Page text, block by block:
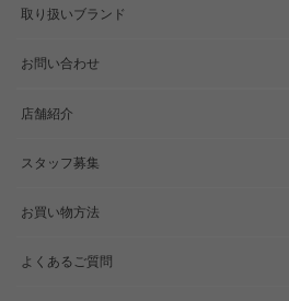
取り扱いブランド
お問い合わせ
店舗紹介
スタッフ募集
お買い物方法
よくあるご質問